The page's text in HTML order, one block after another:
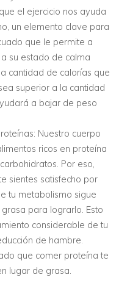
el ejercicio nos ayuda
un elemento clave para
que le permite a
su estado de calma
cantidad de calorías que
superior a la cantidad
a bajar de peso
Nuestro cuerpo
ricos en proteína
Por eso,
sientes satisfecho por
tu metabolismo sigue
para lograrlo. Esto
considerable de tu
de hambre.
que comer proteína te
lugar de grasa.